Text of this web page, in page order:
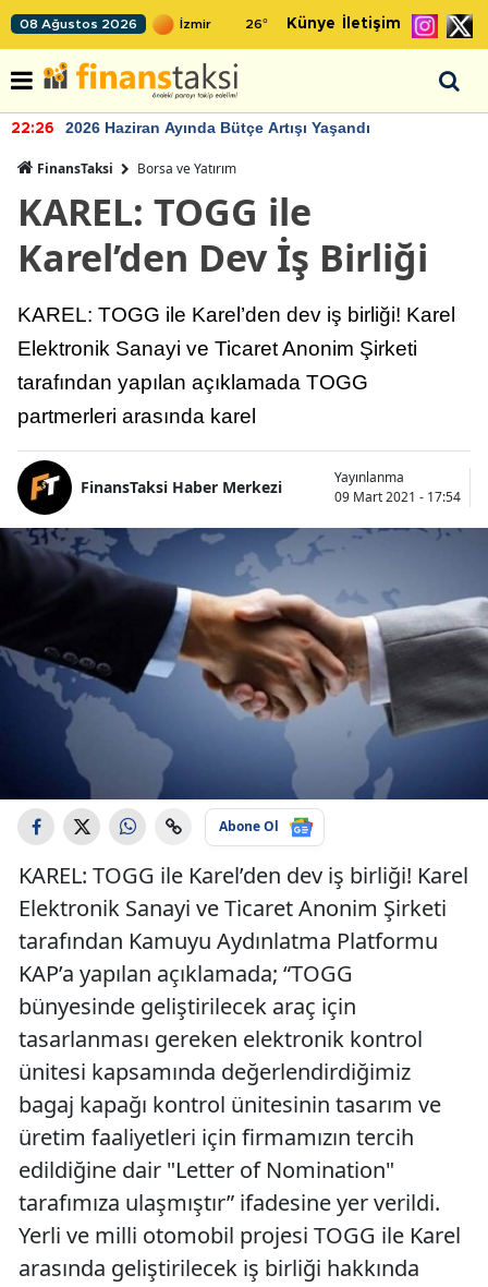
08 Ağustos 2026 26° Künye İletişim
22:26 2026 Haziran Ayında Bütçe Artışı Yaşandı
FinansTaksi Borsa ve Yatırım
KAREL: TOGG ile
Karel’den Dev İş Birliği
KAREL: TOGG ile Karel’den dev iş birliği! Karel
Elektronik Sanayi ve Ticaret Anonim Şirketi
tarafından yapılan açıklamada TOGG
partmerleri arasında karel
FinansTaksi Haber Merkezi
Yayınlanma
09 Mart 2021 - 17:54
Abone Ol
KAREL: TOGG ile Karel’den dev iş birliği! Karel
Elektronik Sanayi ve Ticaret Anonim Şirketi
tarafından Kamuyu Aydınlatma Platformu
KAP’a yapılan açıklamada; “TOGG
bünyesinde geliştirilecek araç için
tasarlanması gereken elektronik kontrol
ünitesi kapsamında değerlendirdiğimiz
bagaj kapağı kontrol ünitesinin tasarım ve
üretim faaliyetleri için firmamızın tercih
edildiğine dair "Letter of Nomination"
tarafımıza ulaşmıştır” ifadesine yer verildi.
Yerli ve milli otomobil projesi TOGG ile Karel
arasında geliştirilecek iş birliği hakkında